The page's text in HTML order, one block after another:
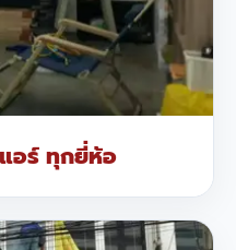
อร์ ทุกยี่ห้อ